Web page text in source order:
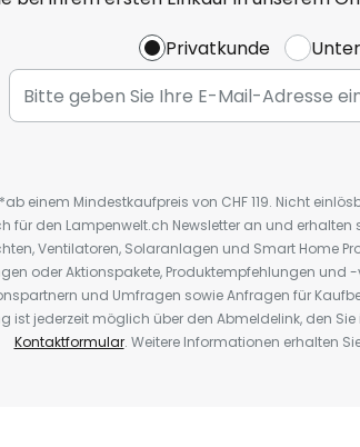
Privatkunde
*ab einem Mindestkaufpreis von CHF 119. Nicht
für den Lampenwelt.ch Newsletter an und
Ventilatoren, Solaranlagen und Smart Home
oder Aktionspakete, Produktempfehlungen
und Umfragen sowie Anfragen für
ist jederzeit möglich über den Abmeldelink, den
Kontaktformular. Weitere Informationen erhalten